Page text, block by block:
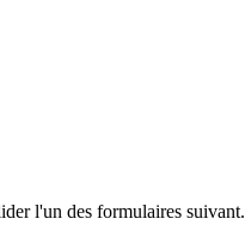
l'un des formulaires suivant.